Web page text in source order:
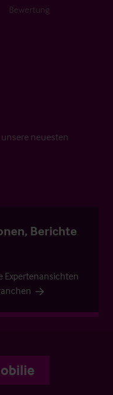
Bewertung
neuesten
Berichte
Expertenansichten